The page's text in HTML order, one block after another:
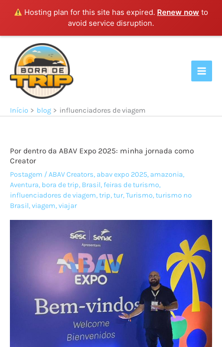
Hosting plan for this site has expired. Renew now to
avoid service disruption.
conteúdo
Início blog influenciadores de viagem
Por dentro da ABAV Expo 2025: minha jornada como
Creator
Postagem /ABAV Creators, abav expo 2025, amazonia,
Aventura, bora de trip, Brasil,feiras de turismo,
influenciadores de viagem,trip,tur,Turismo,turismo no
Brasil,viagem,viajar